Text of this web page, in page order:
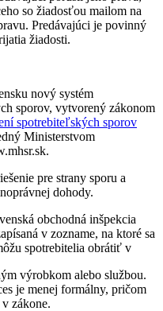
so žiadosťou mailom na
Predávajúci je povinný
žiadosti.
nový systém
sporov, vytvorený zákonom
spotrebiteľských sporov
Ministerstvom
pre strany sporu a
dohody.
obchodná inšpekcia
v zozname, na ktoré sa
spotrebitelia obrátiť v
výrobkom alebo službou.
je menej formálny, pričom
zákone.